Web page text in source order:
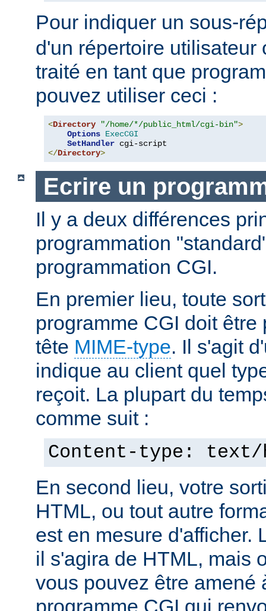
Pour indiquer un sous-
d'un répertoire utilisateur
traité en tant que
pouvez utiliser ceci :
<Directory "/home/*/public_html/cgi-bin">
Options ExecCGI
SetHandler
</Directory>
Ecrire un
Il y a deux différences
programmation
programmation CGI.
En premier lieu, toute
programme CGI doit être
tête MIME-type. Il s'agit
indique au client quel
reçoit. La plupart du
comme suit :
Content-type: text/
En second lieu, votre
HTML, ou tout autre
est en mesure d'afficher.
il s'agira de HTML, mais
vous pouvez être amené
programme CGI qui